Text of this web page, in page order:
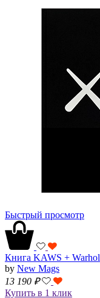
Быстрый просмотр
Книга KAWS + Warhol
by New Mags
13 190 ₽
Купить в 1 клик